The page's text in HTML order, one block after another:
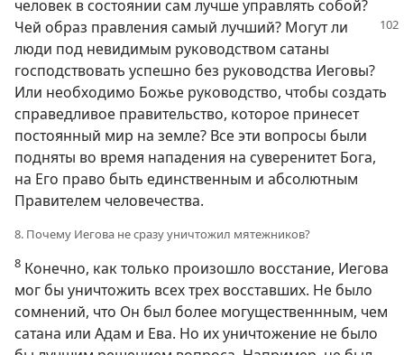
человек в состоянии сам лучше управлять собой?
Чей образ правления самый лучший? Могут ли
люди под невидимым руководством сатаны
господствовать успешно без руководства Иеговы?
Или необходимо Божье руководство, чтобы создать
справедливое правительство, которое принесет
постоянный мир на земле? Все эти вопросы были
подняты во время нападения на суверенитет Бога,
на Его право быть единственным и абсолютным
Правителем человечества.
8. Почему Иегова не сразу уничтожил мятежников?
8 Конечно, как только произошло восстание, Иегова
мог бы уничтожить всех трех восставших. Не было
сомнений, что Он был более могущественнным, чем
сатана или Адам и Ева. Но их уничтожение не было